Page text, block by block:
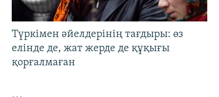
Түркімен әйелдерінің тағдыры: өз
елінде де, жат жерде де құқығы
қорғалмаған